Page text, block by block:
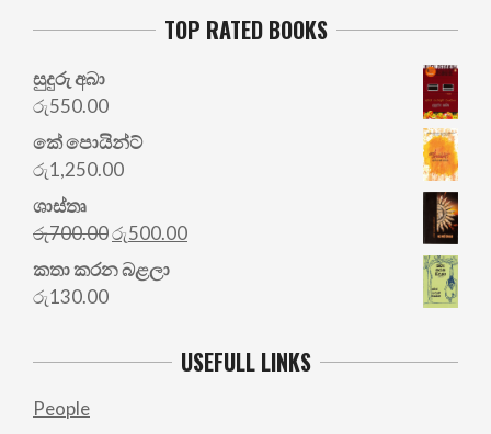
TOP RATED BOOKS
සුදුරු අබා
රු550.00
කේ පොයින්ට්
රු1,250.00
ශාස්තෘ
රු700.00Original
price
was:
රු500.00Current
කතා කරන බළලා
රු130.00
USEFULL LINKS
People